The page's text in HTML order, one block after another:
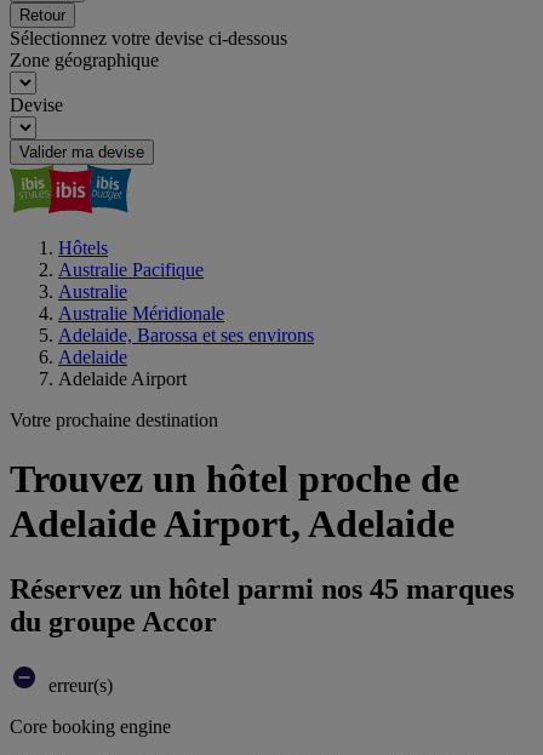
Retour
Sélectionnez votre devise ci-dessous
Zone géographique
Devise
Valider ma devise
Hôtels
Australie Pacifique
Australie
Australie Méridionale
Adelaide, Barossa et ses environs
Adelaide
Adelaide Airport
Votre prochaine destination
Trouvez un hôtel proche de
Adelaide Airport, Adelaide
Réservez un hôtel parmi nos 45 marques
du groupe Accor
erreur(s)
Core booking engine